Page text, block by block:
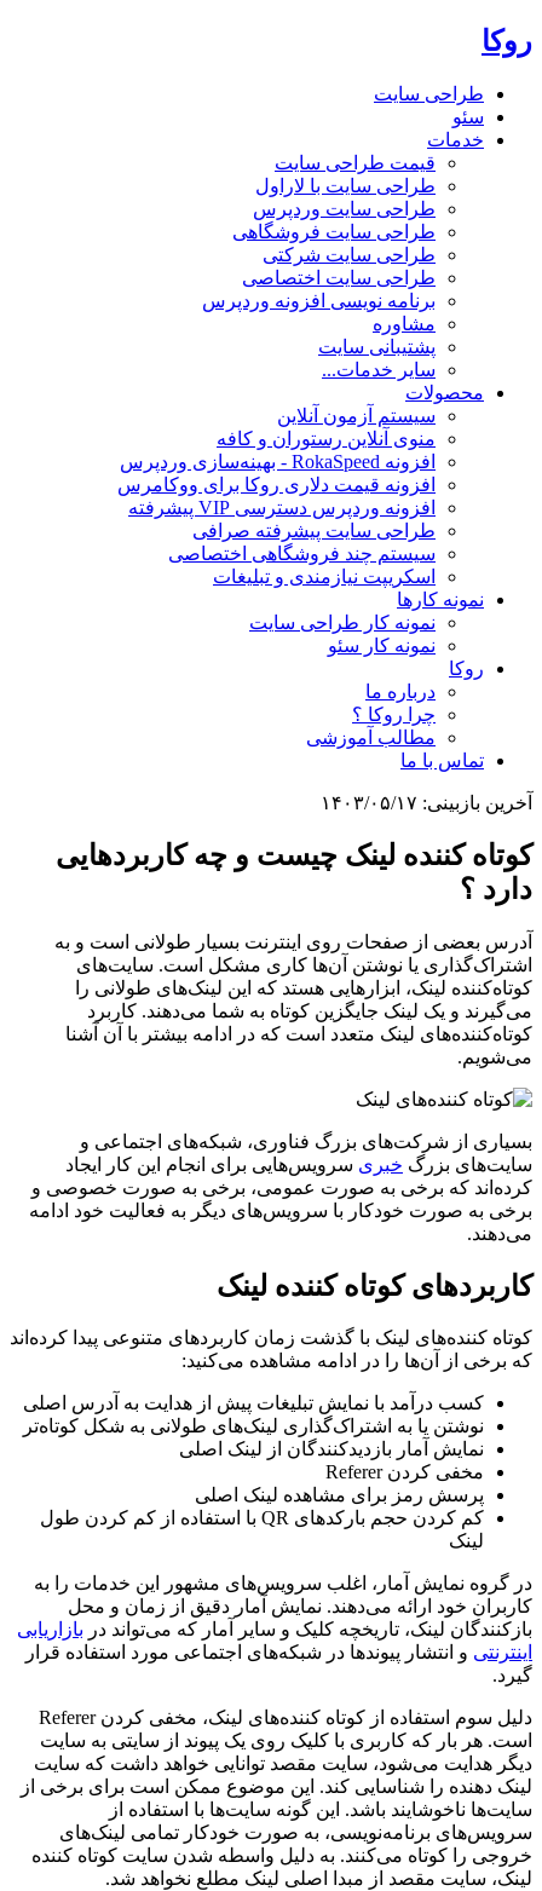
روکا
طراحی سایت
سئو
خدمات
قیمت طراحی سایت
طراحی سایت با لاراول
طراحی سایت وردپرس
طراحی سایت فروشگاهی
طراحی سایت شرکتی
طراحی سایت اختصاصی
برنامه نویسی افزونه وردپرس
مشاوره
پشتیبانی سایت
سایر خدمات...
محصولات
سیستم آزمون آنلاین
منوی آنلاین رستوران و کافه
افزونه RokaSpeed - بهینه‌سازی وردپرس
افزونه قیمت دلاری روکا برای ووکامرس
افزونه وردپرس دسترسی VIP پیشرفته
طراحی سایت پیشرفته صرافی
سیستم چند فروشگاهی اختصاصی
اسکریپت نیازمندی و تبلیغات
نمونه کارها
نمونه کار طراحی سایت
نمونه کار سئو
روکا
درباره ما
چرا روکا ؟
مطالب آموزشی
تماس با ما
آخرین بازبینی: ۱۴۰۳/۰۵/۱۷
کوتاه کننده لینک چیست و چه کاربردهایی
دارد ؟
آدرس بعضی از صفحات روی اینترنت بسیار طولانی است و به
اشتراک‌گذاری یا نوشتن آن‌ها کاری مشکل است. سایت‌های
کوتاه‌کننده لینک، ابزارهایی هستد که این لینک‌های طولانی را
می‌گیرند و یک لینک جایگزین کوتاه به شما می‌دهند. کاربرد
کوتاه‌کننده‌های لینک متعدد است که در ادامه بیشتر با آن آشنا
می‌شویم.
بسیاری از شرکت‌های بزرگ فناوری، شبکه‌های اجتماعی و
سایت‌های بزرگ خبری سرویس‌هایی برای انجام این کار ایجاد
کرده‌اند که برخی به صورت عمومی، برخی به صورت خصوصی و
برخی به صورت خودکار با سرویس‌های دیگر به فعالیت خود ادامه
می‌دهند.
کاربردهای کوتاه کننده لینک
کوتاه کننده‌های لینک با گذشت زمان کاربردهای متنوعی پیدا کرده‌اند
که برخی از آن‌ها را در ادامه مشاهده می‌کنید:
کسب درآمد با نمایش تبلیغات پیش از هدایت به آدرس اصلی
نوشتن یا به اشتراک‌گذاری لینک‌های طولانی به شکل کوتاه‌تر
نمایش آمار بازدیدکنندگان از لینک اصلی
مخفی کردن Referer
پرسش رمز برای مشاهده لینک اصلی
کم کردن حجم بارکدهای QR با استفاده از کم کردن طول
لینک
در گروه نمایش آمار، اغلب سرویس‌های مشهور این خدمات را به
کاربران خود ارائه می‌دهند. نمایش آمار دقیق از زمان و محل
بازکنندگان لینک، تاریخچه کلیک و سایر آمار که می‌تواند در بازاریابی
اینترنتی و انتشار پیوندها در شبکه‌های اجتماعی مورد استفاده قرار
گیرد.
دلیل سوم استفاده از کوتاه کننده‌های لینک، مخفی کردن Referer
است. هر بار که کاربری با کلیک روی یک پیوند از سایتی به سایت
دیگر هدایت می‌شود، سایت مقصد توانایی خواهد داشت که سایت
لینک دهنده را شناسایی کند. این موضوع ممکن است برای برخی از
سایت‌ها ناخوشایند باشد. این گونه سایت‌ها با استفاده از
سرویس‌های برنامه‌نویسی، به صورت خودکار تمامی لینک‌های
خروجی را کوتاه می‌کنند. به دلیل واسطه شدن سایت کوتاه کننده
لینک، سایت مقصد از مبدا اصلی لینک مطلع نخواهد شد.